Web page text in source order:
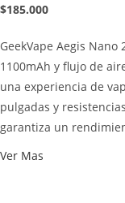
$185.000
GeekVape Aegis
1100mAh y flujo de
una experiencia de
pulgadas y
garantiza un
Ver Mas